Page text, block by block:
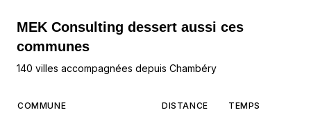
MEK Consulting dessert aussi ces
communes
140 villes accompagnées depuis Chambéry
COMMUNE DISTANCE TEMPS